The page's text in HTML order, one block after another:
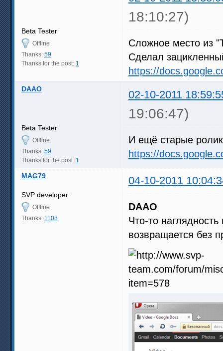
18:10:27)
Beta Tester
Offline
Thanks: 59
Thanks for the post: 1
Сложное место из
Сделал
https://
DAAO 02-10-2011
19:06:47)
Beta Tester
Offline
Thanks: 59
Thanks for the post: 1
И ещё старые
https://
MAG79 04-10-2011
SVP developer
Offline
Thanks: 1108
DAAO
Что-то
возвращается без